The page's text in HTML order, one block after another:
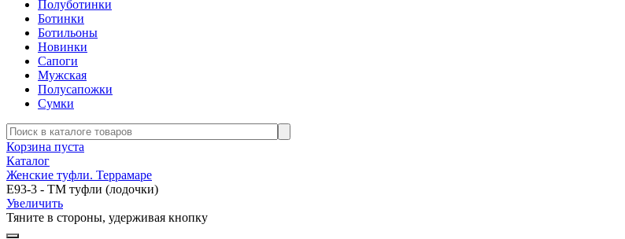
Полуботинки
Ботинки
Ботильоны
Новинки
Сапоги
Мужская
Полусапожки
Сумки
Корзина пуста
Каталог
Женские туфли. Террамаре
Е93-3 - ТМ туфли (лодочки)
Увеличить
Тяните в стороны, удерживая кнопку